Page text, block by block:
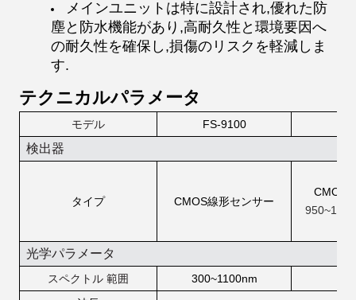
メインユニットは特に設計され,優れた防
塵と防水機能があり,高耐久性と環境要因へ
の耐久性を確保し,損傷のリスクを軽減しま
す.
テクニカルパラメータ
モデル FS-9100
検出器
タイプ CMOS線形センサー
CMOS
光学パラメータ
スペクトル 範囲 300~1100nm